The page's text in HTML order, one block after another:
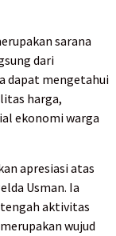
sarana
dari
dapat mengetahui
harga,
ekonomi warga
apresiasi atas
Usman. Ia
tengah aktivitas
wujud